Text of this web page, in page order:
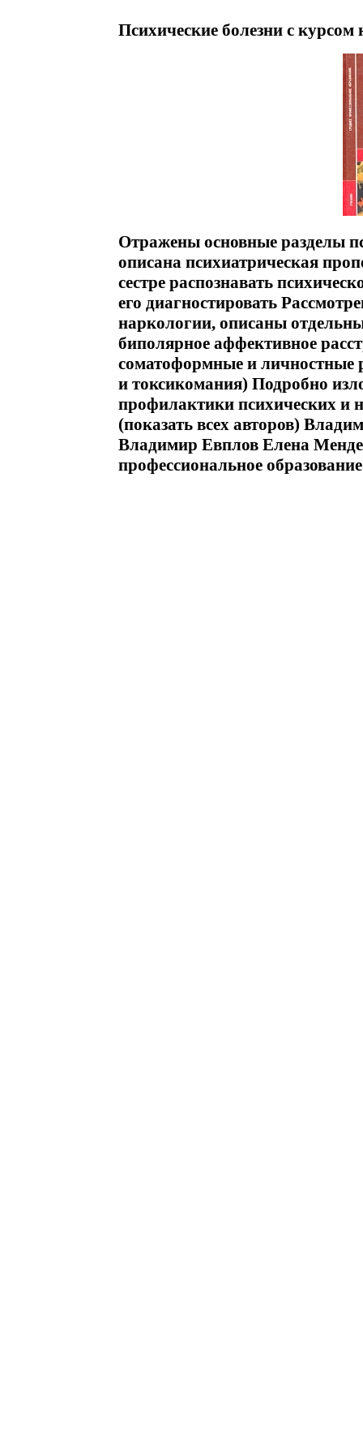
Психические болезни с
Отражены основные разделы
описана психиатрическая
сестре распознавать
его диагностировать
наркологии, описаны
биполярное аффективное
соматоформные и личностные
и токсикомания) Подробно
профилактики психических и
(показать всех авторов)
Владимир Евплов Елена
профессиональное